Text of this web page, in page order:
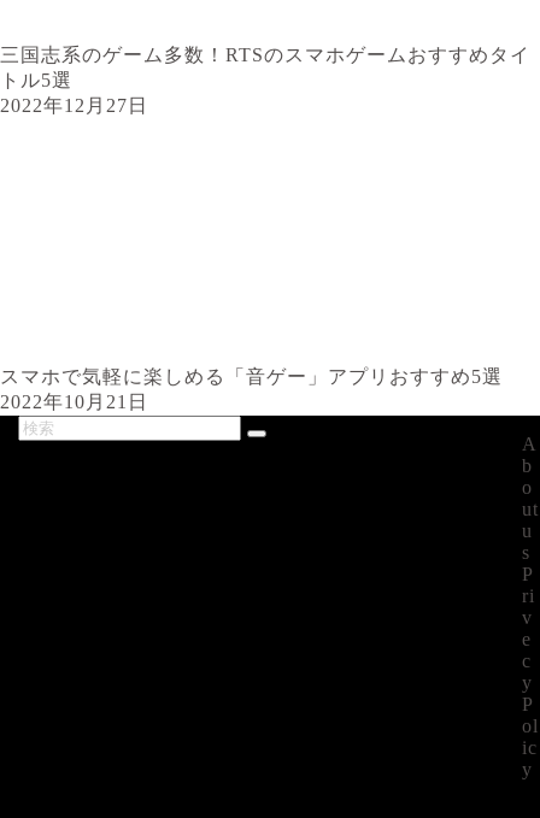
三国志系のゲーム多数！RTSのスマホゲームおすすめタイ
トル5選
2022年12月27日
スマホで気軽に楽しめる「音ゲー」アプリおすすめ5選
2022年10月21日
A
b
o
ut
u
s
P
ri
v
e
c
y
P
ol
ic
y